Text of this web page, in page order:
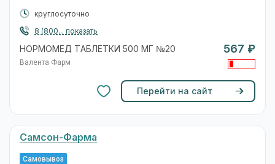
круглосуточно
8 (800... показать
НОРМОМЕД ТАБЛЕТКИ 500 МГ №20
Валента Фарм
567 ₽
Перейти на сайт
Самсон-Фарма
Самовывоз